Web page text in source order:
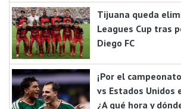
Tijuana queda
Leagues Cup tras
Diego FC
¡Por el
vs Estados Unidos
¿A qué hora y